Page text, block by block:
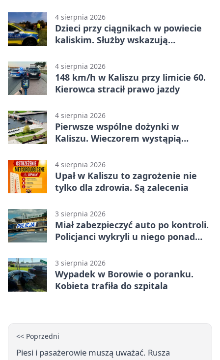
4 sierpnia 2026
Dzieci przy ciągnikach w powiecie
kaliskim. Służby wskazują
4 sierpnia 2026
148 km/h w Kaliszu przy limicie 60.
Kierowca stracił prawo jazdy
4 sierpnia 2026
Pierwsze wspólne dożynki w
Kaliszu. Wieczorem wystąpią
4 sierpnia 2026
Upał w Kaliszu to zagrożenie nie
tylko dla zdrowia. Są zalecenia
3 sierpnia 2026
Miał zabezpieczyć auto po kontroli.
Policjanci wykryli u niego ponad
3 sierpnia 2026
Wypadek w Borowie o poranku.
Kobieta trafiła do szpitala
<< Poprzedni
Piesi i pasażerowie muszą uważać. Rusza